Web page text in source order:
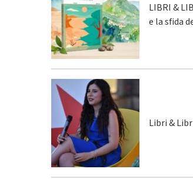
LIBRI &
e la sfida
Libri &